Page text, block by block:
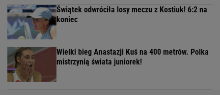
Świątek odwróciła losy meczu z Kostiuk! 6:2 na
koniec
Wielki bieg Anastazji Kuś na 400 metrów. Polka
mistrzynią świata juniorek!